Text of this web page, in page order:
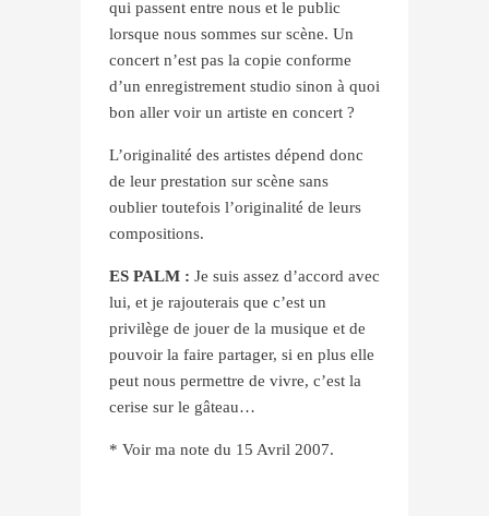
qui passent entre nous et le public
lorsque nous sommes sur scène. Un
concert n’est pas la copie conforme
d’un enregistrement studio sinon à quoi
bon aller voir un artiste en concert ?
L’originalité des artistes dépend donc
de leur prestation sur scène sans
oublier toutefois l’originalité de leurs
compositions.
ES PALM : Je suis assez d’accord avec
lui, et je rajouterais que c’est un
privilège de jouer de la musique et de
pouvoir la faire partager, si en plus elle
peut nous permettre de vivre, c’est la
cerise sur le gâteau…
* Voir ma note du 15 Avril 2007.